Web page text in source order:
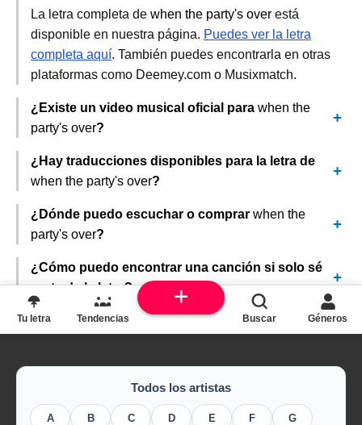
La letra completa de when the party's over está
disponible en nuestra página. Puedes ver la letra
completa aquí. También puedes encontrarla en otras
plataformas como Deemey.com o Musixmatch.
¿Existe un video musical oficial para when the
party's over?
¿Hay traducciones disponibles para la letra de
when the party's over?
¿Dónde puedo escuchar o comprar when the
party's over?
¿Cómo puedo encontrar una canción si solo sé
parte de la letra?
Todos los artistas
A B C D E F G
Tu letra Tendencias Buscar Géneros